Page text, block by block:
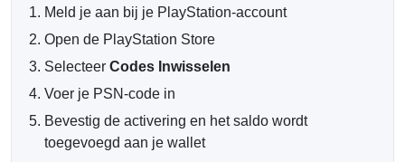
Financieren van in-game aankopen in de loop van de
Handig voor Langdurige
Bestedingen
Een hoog portemonnee saldo kan toekomstige aankopen in
de PlayStation Store sneller en gemakkelijker maken,
vooral tijdens seizoensgebonden uitverkoop of grote game-
Meld je aan bij je PlayStation-account
Open de PlayStation Store
Selecteer Codes Inwisselen
Voer je PSN-code in
Bevestig de activering en het saldo wordt
toegevoegd aan je wallet